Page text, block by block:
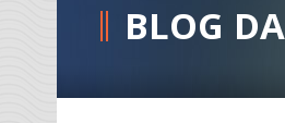
BLOG